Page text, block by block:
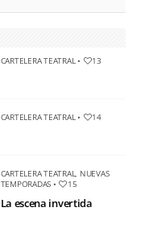
CARTELERA TEATRAL• 13
CARTELERA TEATRAL• 14
CARTELERA TEATRAL, NUEVAS
TEMPORADAS • 15
La escena invertida